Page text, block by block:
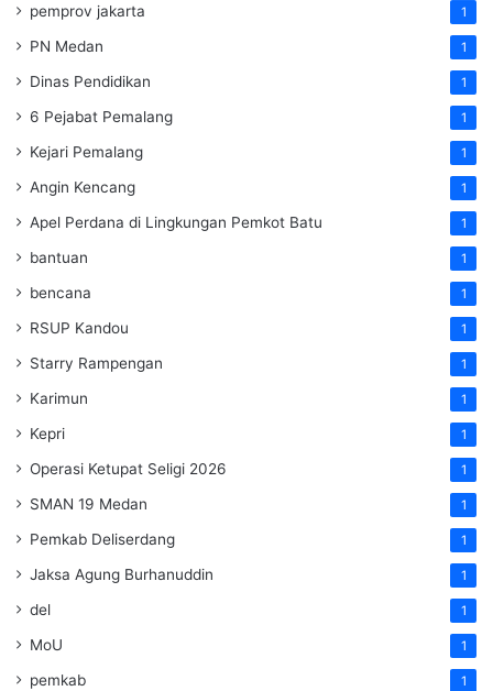
pemprov jakarta 1
PN Medan 1
Dinas Pendidikan 1
6 Pejabat Pemalang 1
Kejari Pemalang 1
Angin Kencang 1
Apel Perdana di Lingkungan Pemkot Batu 1
bantuan 1
bencana 1
RSUP Kandou 1
Starry Rampengan 1
Karimun 1
Kepri 1
Operasi Ketupat Seligi 2026 1
SMAN 19 Medan 1
Pemkab Deliserdang 1
Jaksa Agung Burhanuddin 1
del 1
MoU 1
pemkab 1